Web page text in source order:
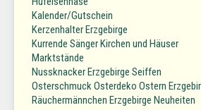
Kalender/Gutschein
Kerzenhalter Erzgebirge
Kurrende Sänger Kirchen und Häuser
Marktstände
Nussknacker Erzgebirge Seiffen
Osterschmuck Osterdeko Ostern
Räuchermännchen Erzgebirge Neuheiten